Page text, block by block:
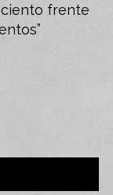
frente